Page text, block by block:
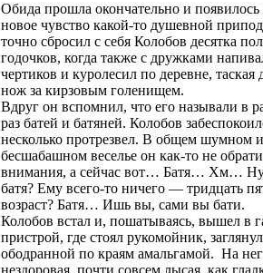
Обида прошла окончательно и появилось
новое чувство какой-то душевной
точно сбросил с себя Колобов десятка
годочков, когда также с дружками
чертиков и куролесил по деревне, таская
нож за кирзовым голенищем.
Вдруг он вспомнил, что его называли в
раз батей и батяней. Колобов
несколько протрезвел. В общем шумном и
бесшабашном веселье он как-то не
внимания, а сейчас вот… Батя… Хм…
батя? Ему всего-то ничего — тридцать
возраст? Батя… Ишь вы, сами вы бати.
Колобов встал и, пошатываясь, вышел в
пристрой, где стоял рукомойник,
ободранной по краям амальгамой. На
нездоровая, почти совсем лысая, как